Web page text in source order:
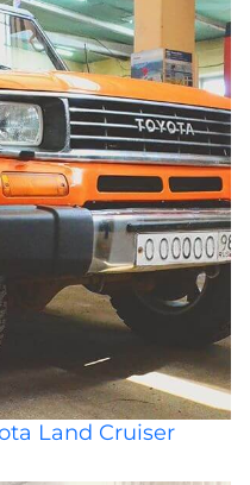
Land Cruiser